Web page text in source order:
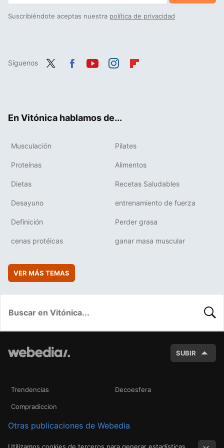
Suscribiéndote aceptas nuestra política de privacidad
Síguenos
En Vitónica hablamos de...
Musculación Pilates
Proteínas Alimentos
Dietas Recetas Saludables
Desayuno entrenamiento de fuerza
Definición Perder grasa
cenas protéicas ganar masa muscular
VER MÁS TEMAS
SUBIR
Trendencias Decoesfera
Compradiccion
Otras publicaciones de Webedia